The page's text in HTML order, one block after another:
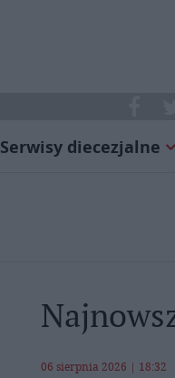
Serwisy diecezjalne
06 sierpnia 2026 | 18:32